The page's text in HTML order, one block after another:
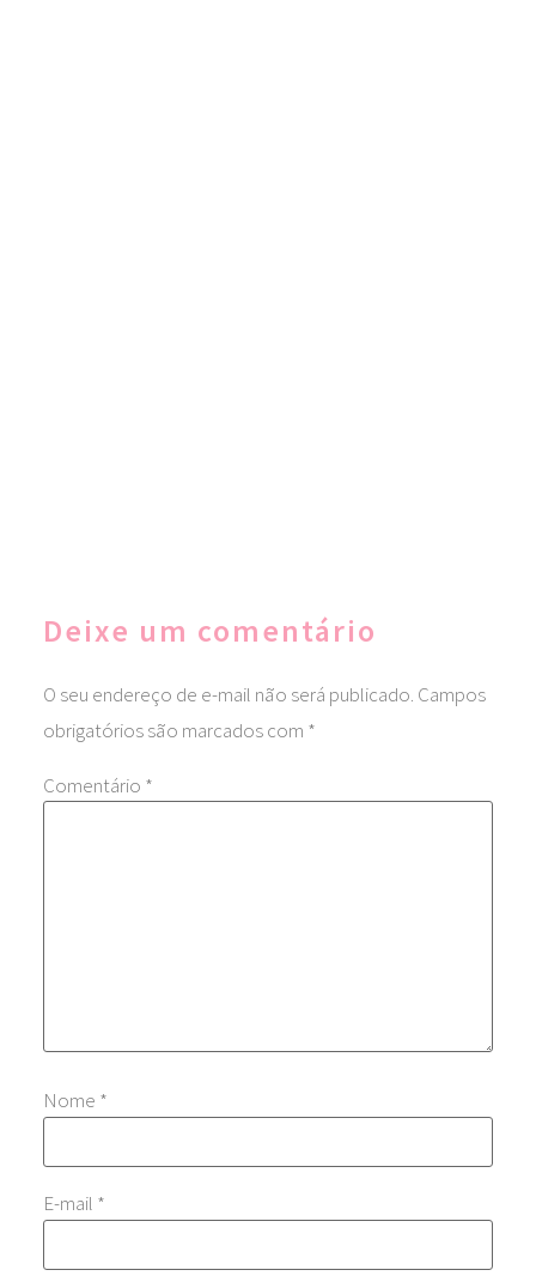
Deixe um comentário
O seu endereço de e-mail não será publicado. Campos
obrigatórios são marcados com *
Comentário *
Nome *
E-mail *